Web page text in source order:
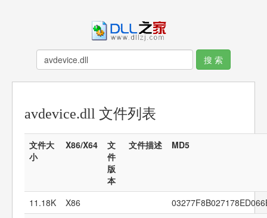
avdevice.dll 文件列表
文件大
小
X86/X64
文
件
版
本
文件描述 MD5
11.18K X86